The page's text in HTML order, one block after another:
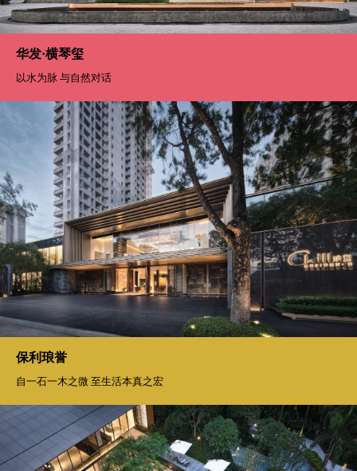
华发·横琴玺
以水为脉 与自然对话
保利琅誉
自一石一木之微 至生活本真之宏